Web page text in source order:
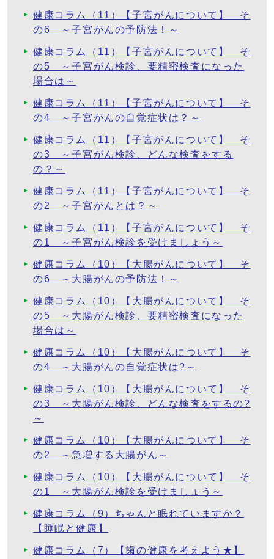
健康コラム（11）【子宮がんについて】 そ
の6 ～子宮がんの予防法！～
健康コラム（11）【子宮がんについて】 そ
の5 ～子宮がん検診、要精密検査になった
場合は～
健康コラム（11）【子宮がんについて】 そ
の4 ～子宮がんの自覚症状は？～
健康コラム（11）【子宮がんについて】 そ
の3 ～子宮がん検診、どんな検査をする
の？～
健康コラム（11）【子宮がんについて】 そ
の2 ～子宮がんとは？～
健康コラム（11）【子宮がんについて】 そ
の1 ～子宮がん検診を受けましょう～
健康コラム（10）【大腸がんについて】 そ
の6 ～大腸がんの予防法！～
健康コラム（10）【大腸がんについて】 そ
の5 ～大腸がん検診、要精密検査になった
場合は～
健康コラム（10）【大腸がんについて】 そ
の4 ～大腸がんの自覚症状は?～
健康コラム（10）【大腸がんについて】 そ
の3 ～大腸がん検診、どんな検査をするの?
～
健康コラム（10）【大腸がんについて】 そ
の2 ～急増する大腸がん～
健康コラム（10）【大腸がんについて】 そ
の1 ～大腸がん検診を受けましょう～
健康コラム（9）ちゃんと眠れていますか？
【睡眠と健康】
健康コラム（7）【歯の健康を考えよう★】